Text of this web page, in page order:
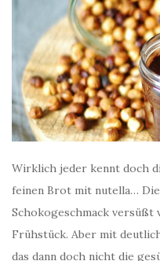
Wirklich jeder kennt doch
feinen Brot mit nutella…
Schokogeschmack versüßt
Frühstück. Aber mit
das dann doch nicht die